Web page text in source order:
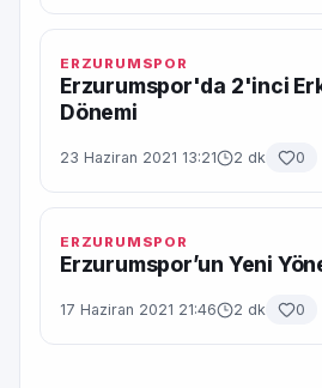
ERZURUMSPOR
Erzurumspor'da 2'inci
Dönemi
23 Haziran 2021 13:21 2 dk 0
ERZURUMSPOR
Erzurumspor’un Yeni
17 Haziran 2021 21:46 2 dk 0